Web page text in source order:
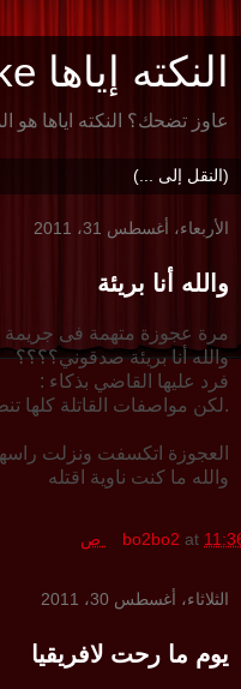
النكته إياها That Joke
عاوز تضحك؟ النكته اياها هو
الأربعاء، أغسطس 31، 2011
والله أنا بريئة
مرة عجوزة متهمة فى جريمة
والله أنا بريئة صدقوني؟؟؟؟
فرد عليها القاضي بذكاء :
.لكن مواصفات القاتلة كلها
العجوزة اتكسفت ونزلت
والله ما كنت ناوية اقتله
bo2bo2 at ص
الثلاثاء، أغسطس 30، 2011
يوم ما رحت لافريقيا